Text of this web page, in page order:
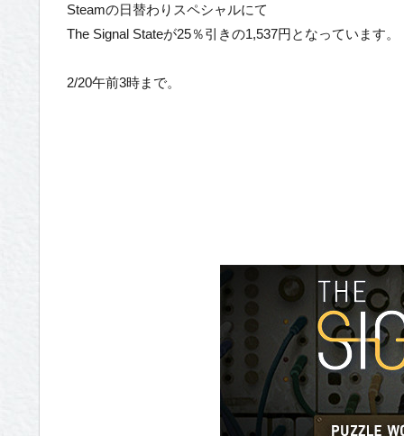
Steamの日替わりスペシャルにて
The Signal Stateが25％引きの1,537円となっています。
2/20午前3時まで。